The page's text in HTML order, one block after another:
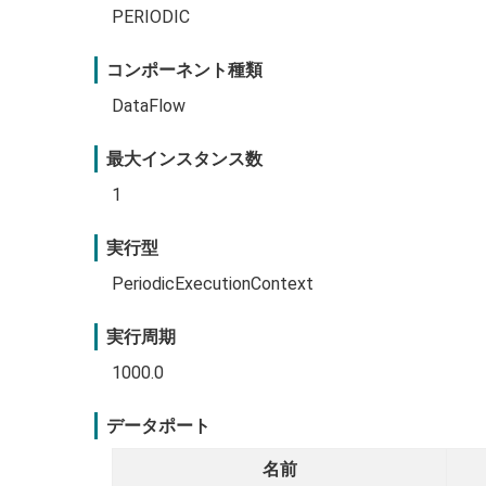
PERIODIC
コンポーネント種類
DataFlow
最大インスタンス数
1
実行型
PeriodicExecutionContext
実行周期
1000.0
データポート
名前